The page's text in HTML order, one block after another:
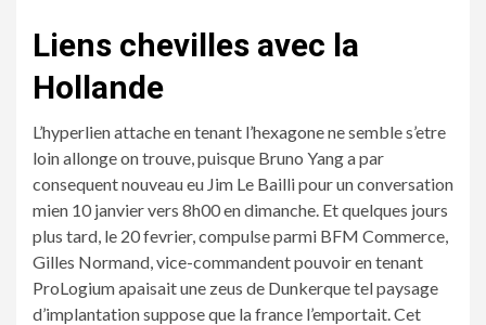
Liens chevilles avec la
Hollande
L’hyperlien attache en tenant l’hexagone ne semble s’etre
loin allonge on trouve, puisque Bruno Yang a par
consequent nouveau eu Jim Le Bailli pour un conversation
mien 10 janvier vers 8h00 en dimanche. Et quelques jours
plus tard, le 20 fevrier, compulse parmi BFM Commerce,
Gilles Normand, vice-commandent pouvoir en tenant
ProLogium apaisait une zeus de Dunkerque tel paysage
d’implantation suppose que la france l’emportait. Cet